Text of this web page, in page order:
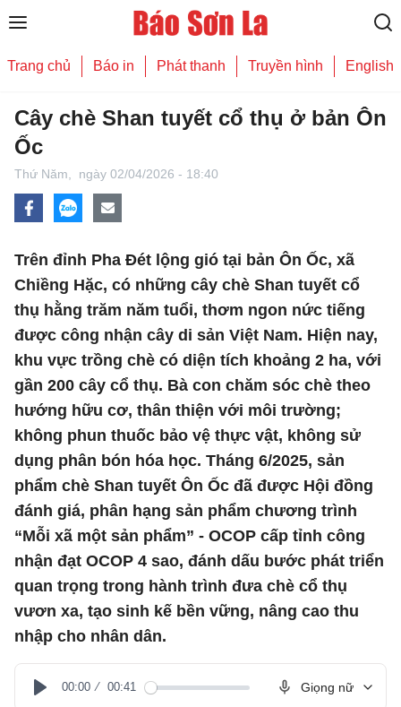
Trang chủ Báo in Phát thanh Truyền hình English
Cây chè Shan tuyết cổ thụ ở bản Ôn
Ốc
Thứ Năm, ngày 02/04/2026 - 18:40
Trên đỉnh Pha Đét lộng gió tại bản Ôn Ốc, xã
Chiềng Hặc, có những cây chè Shan tuyết cổ
thụ hằng trăm năm tuổi, thơm ngon nức tiếng
được công nhận cây di sản Việt Nam. Hiện nay,
khu vực trồng chè có diện tích khoảng 2 ha, với
gần 200 cây cổ thụ. Bà con chăm sóc chè theo
hướng hữu cơ, thân thiện với môi trường;
không phun thuốc bảo vệ thực vật, không sử
dụng phân bón hóa học. Tháng 6/2025, sản
phẩm chè Shan tuyết Ôn Ốc đã được Hội đồng
đánh giá, phân hạng sản phẩm chương trình
“Mỗi xã một sản phẩm” - OCOP cấp tỉnh công
nhận đạt OCOP 4 sao, đánh dấu bước phát triển
quan trọng trong hành trình đưa chè cổ thụ
vươn xa, tạo sinh kế bền vững, nâng cao thu
nhập cho nhân dân.
00:00 00:41 Giọng nữ